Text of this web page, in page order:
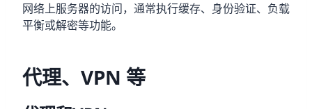
网络上服务器的访问，通常执行缓存、身份验证、负载
平衡或解密等功能。
代理、VPN 等